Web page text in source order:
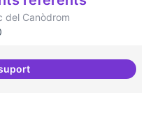
del Canòdrom
projectes residents referents